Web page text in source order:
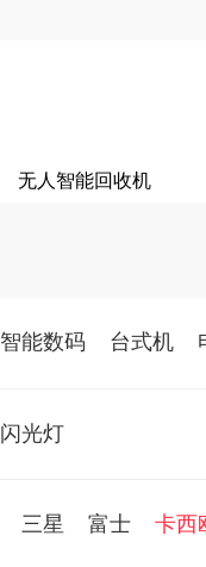
无人智能回收机
智能数码 台式机
闪光灯
三星 富士 卡西